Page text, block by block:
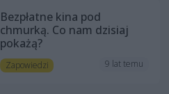
Bezpłatne kina pod
chmurką. Co nam dzisiaj
pokażą?
Zapowiedzi 9 lat temu